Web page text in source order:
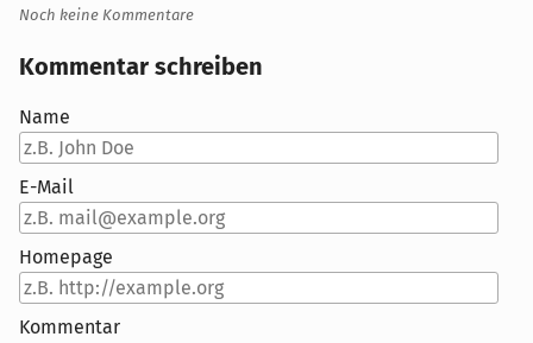
Noch keine Kommentare
Kommentar schreiben
Name
E-Mail
Homepage
Kommentar